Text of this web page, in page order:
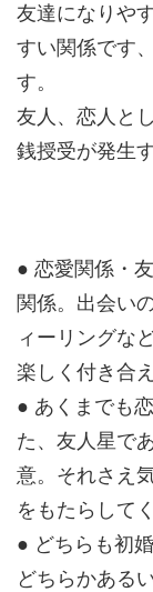
友達になりや
すい関係です
す。
友人、恋人と
銭授受が発生
● 恋愛関係・
関係。出会い
ィーリングな
楽しく付き合え
● あくまでも
た、友人星で
意。それさえ
をもたらして
● どちらも初
どちらかある